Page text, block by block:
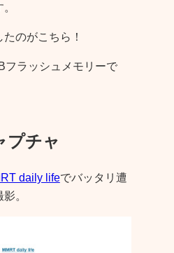
のがこちら！
フラッシュメモリーで
プチャ
daily lifeでバッタリ遭
。